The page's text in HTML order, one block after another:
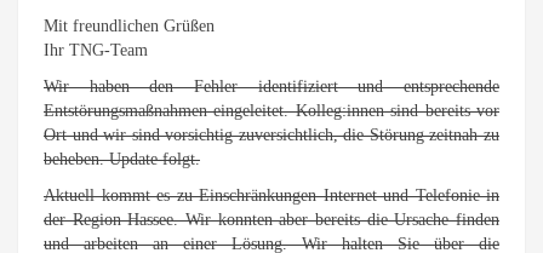
Mit freundlichen Grüßen
Ihr TNG-Team
Wir haben den Fehler identifiziert und entsprechende
Entstörungsmaßnahmen eingeleitet. Kolleg:innen sind bereits vor
Ort und wir sind vorsichtig zuversichtlich, die Störung zeitnah zu
beheben. Update folgt.
Aktuell kommt es zu Einschränkungen Internet und Telefonie in
der Region Hassee. Wir konnten aber bereits die Ursache finden
und arbeiten an einer Lösung. Wir halten Sie über die